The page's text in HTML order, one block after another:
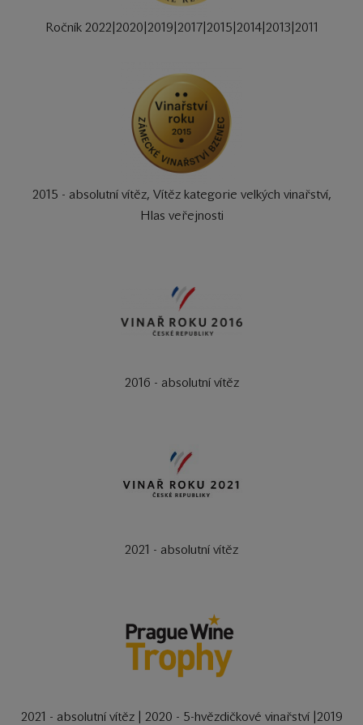
Ročník 2022|2020|2019|2017|2015|2014|2013|2011
2015 - absolutní vítěz, Vítěz kategorie velkých vinařství,
Hlas veřejnosti
2016 - absolutní vítěz
2021 - absolutní vítěz
2021 - absolutní vítěz | 2020 - 5-hvězdičkové vinařství |2019